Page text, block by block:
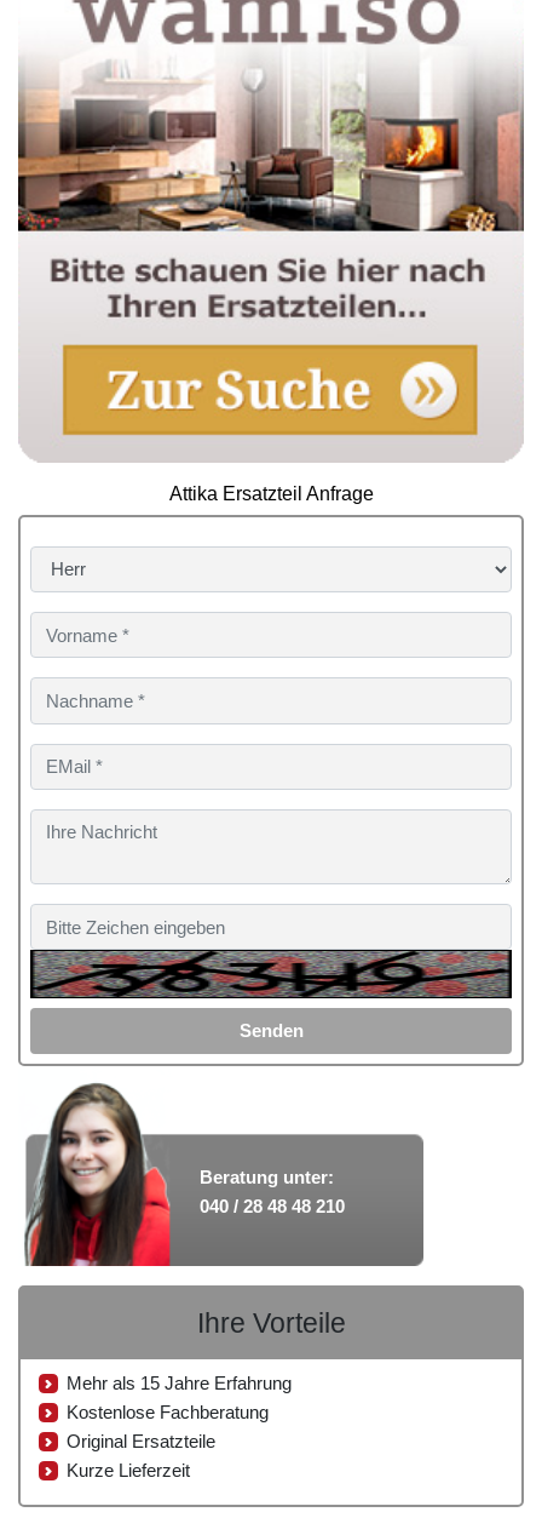
Attika Ersatzteil Anfrage
Senden
Beratung unter:
040 / 28 48 48 210
Ihre Vorteile
Mehr als 15 Jahre Erfahrung
Kostenlose Fachberatung
Original Ersatzteile
Kurze Lieferzeit